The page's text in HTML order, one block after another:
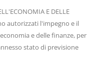
E DELLE
autorizzati l'impegno e il
e delle finanze, per
stato di previsione